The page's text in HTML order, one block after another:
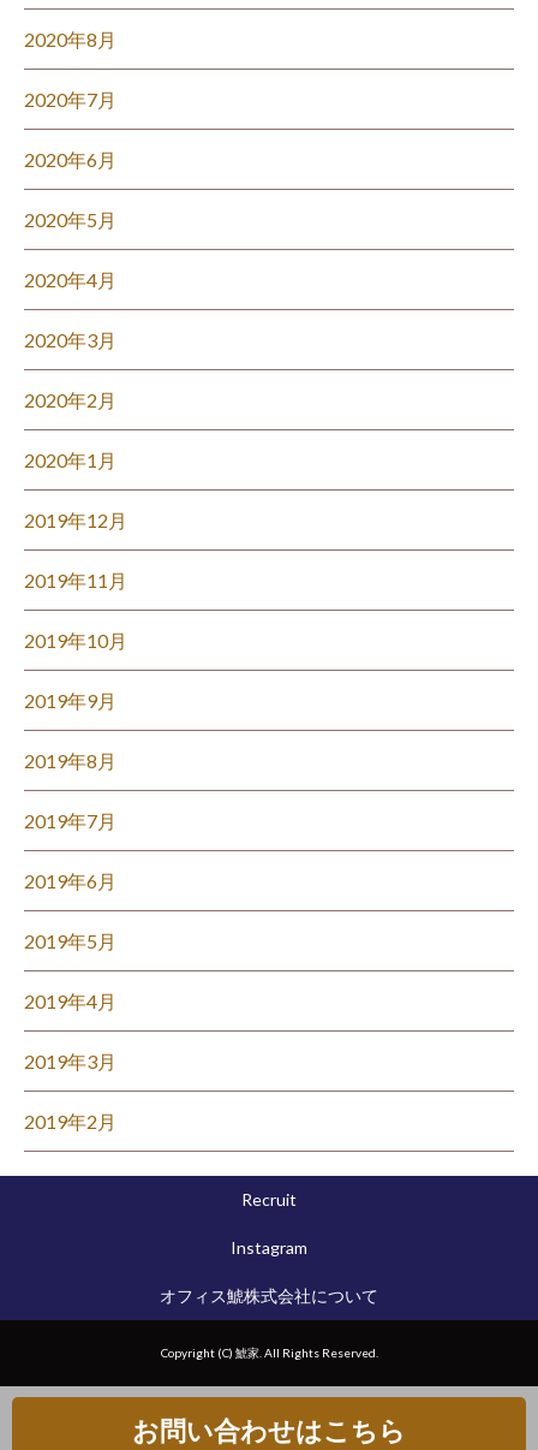
2020年8月
2020年7月
2020年6月
2020年5月
2020年4月
2020年3月
2020年2月
2020年1月
2019年12月
2019年11月
2019年10月
2019年9月
2019年8月
2019年7月
2019年6月
2019年5月
2019年4月
2019年3月
2019年2月
Recruit
Instagram
オフィス鯱株式会社について
Copyright (C) 鯱家. All Rights Reserved.
お問い合わせはこちら